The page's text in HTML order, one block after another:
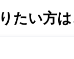
たい方は